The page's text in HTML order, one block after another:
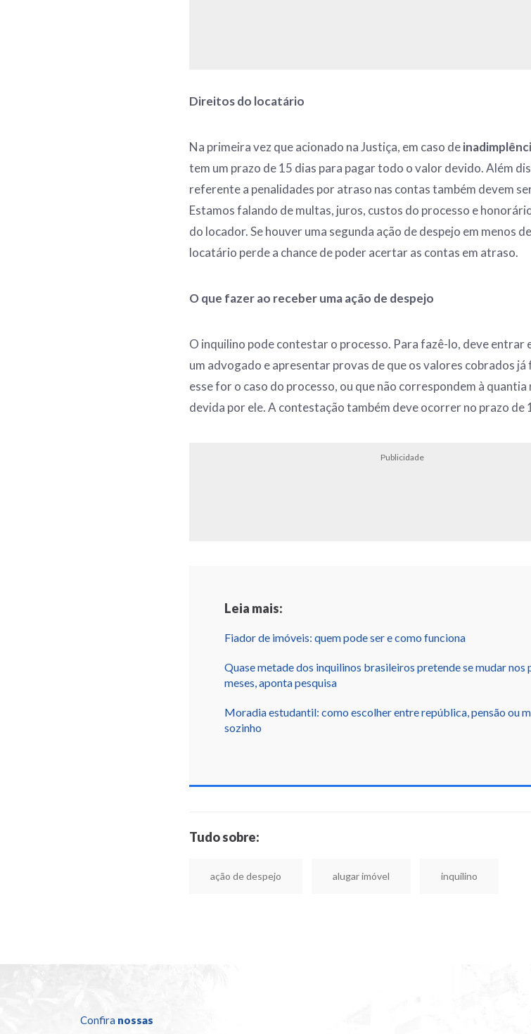
Direitos do locatário
Na primeira vez que acionado na Justiça, em caso de
tem um prazo de 15 dias para pagar todo o valor devido. Além
referente a penalidades por atraso nas contas também devem
Estamos falando de multas, juros, custos do processo e
do locador. Se houver uma segunda ação de despejo em menos
locatário perde a chance de poder acertar as contas em atraso.
O que fazer ao receber uma ação de despejo
O inquilino pode contestar o processo. Para fazê-lo, deve entrar
um advogado e apresentar provas de que os valores cobrados já
esse for o caso do processo, ou que não correspondem à
devida por ele. A contestação também deve ocorrer no prazo de
Publicidade
Leia mais:
Fiador de imóveis: quem pode ser e como funciona
Quase metade dos inquilinos brasileiros pretende se mudar nos
meses, aponta pesquisa
Moradia estudantil: como escolher entre república, pensão ou
sozinho
Tudo sobre:
ação de despejo alugar imóvel inquilino
Confira nossas